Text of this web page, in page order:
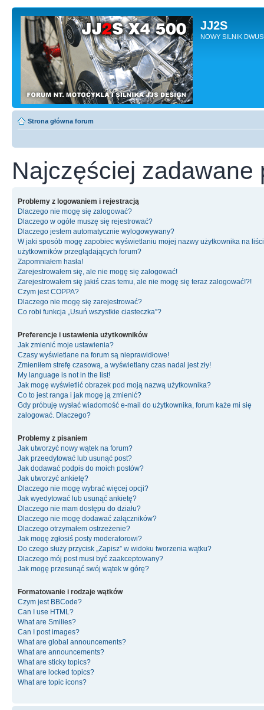
JJ2S
NOWY SILNIK
Strona główna forum
Najczęściej zadawane
Problemy z logowaniem i rejestracją
Dlaczego nie mogę się zalogować?
Dlaczego w ogóle muszę się rejestrować?
Dlaczego jestem automatycznie wylogowywany?
W jaki sposób mogę zapobiec wyświetlaniu mojej nazwy użytkownika na
użytkowników przeglądających forum?
Zapomniałem hasła!
Zarejestrowałem się, ale nie mogę się zalogować!
Zarejestrowałem się jakiś czas temu, ale nie mogę się teraz zalogować!?!
Czym jest COPPA?
Dlaczego nie mogę się zarejestrować?
Co robi funkcja „Usuń wszystkie ciasteczka”?
Preferencje i ustawienia użytkowników
Jak zmienić moje ustawienia?
Czasy wyświetlane na forum są nieprawidłowe!
Zmieniłem strefę czasową, a wyświetlany czas nadal jest zły!
My language is not in the list!
Jak mogę wyświetlić obrazek pod moją nazwą użytkownika?
Co to jest ranga i jak mogę ją zmienić?
Gdy próbuję wysłać wiadomość e-mail do użytkownika, forum każe mi się
zalogować. Dlaczego?
Problemy z pisaniem
Jak utworzyć nowy wątek na forum?
Jak przeedytować lub usunąć post?
Jak dodawać podpis do moich postów?
Jak utworzyć ankietę?
Dlaczego nie mogę wybrać więcej opcji?
Jak wyedytować lub usunąć ankietę?
Dlaczego nie mam dostępu do działu?
Dlaczego nie mogę dodawać załączników?
Dlaczego otrzymałem ostrzeżenie?
Jak mogę zgłosiś posty moderatorowi?
Do czego służy przycisk „Zapisz” w widoku tworzenia wątku?
Dlaczego mój post musi być zaakceptowany?
Jak mogę przesunąć swój wątek w górę?
Formatowanie i rodzaje wątków
Czym jest BBCode?
Can I use HTML?
What are Smilies?
Can I post images?
What are global announcements?
What are announcements?
What are sticky topics?
What are locked topics?
What are topic icons?